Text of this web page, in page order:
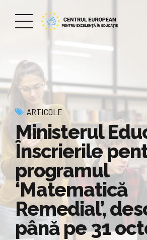
ARTICOLE
Ministerul
Înscrierile
programul
‘Matematică
Remedial’,
până pe 31